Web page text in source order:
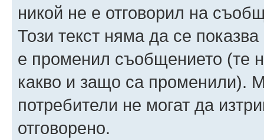
никой не е отговорил на
Този текст няма да се
е променил съобщението (те
какво и защо са променили).
потребители не могат да
отговорено.